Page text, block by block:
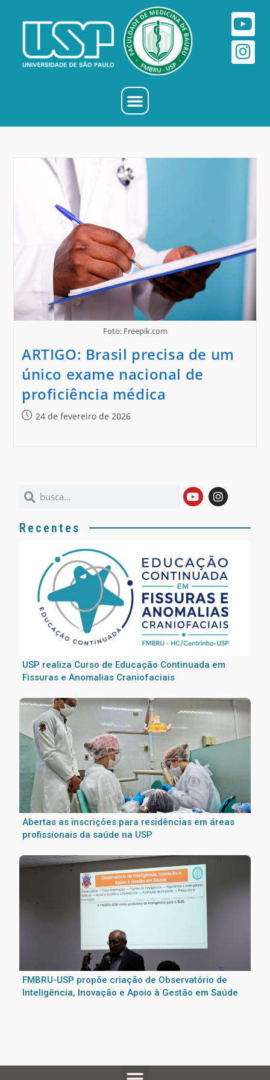
Foto: Freepik.com
ARTIGO: Brasil precisa de um
único exame nacional de
proficiência médica
24 de fevereiro de 2026
Recentes
USP realiza Curso de Educação Continuada em
Fissuras e Anomalias Craniofaciais
Abertas as inscrições para residências em áreas
profissionais da saúde na USP
FMBRU-USP propõe criação de Observatório de
Inteligência, Inovação e Apoio à Gestão em Saúde